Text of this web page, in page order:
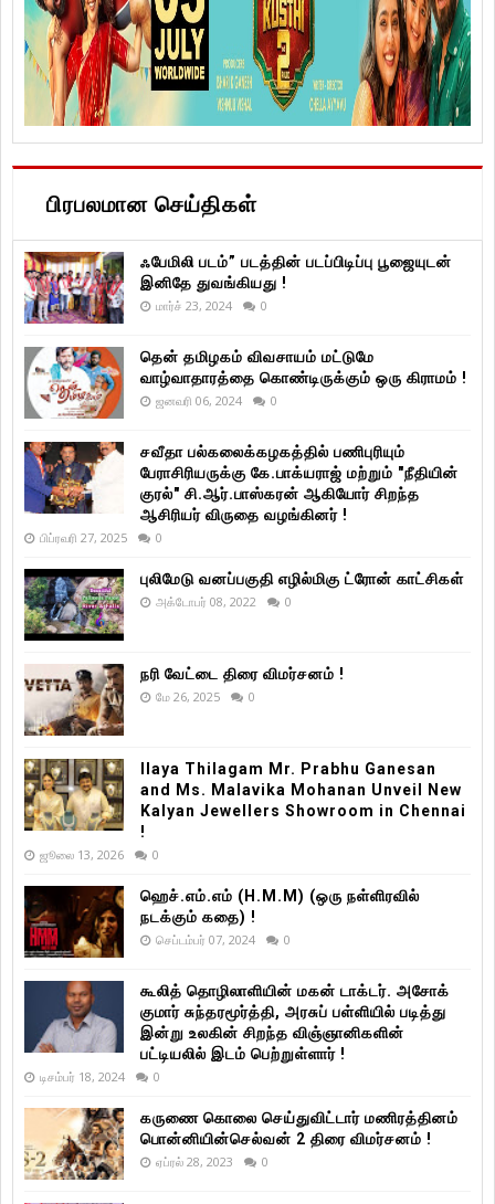
பிரபலமான செய்திகள்
ஃபேமிலி படம்” படத்தின் படப்பிடிப்பு பூஜையுடன்
இனிதே துவங்கியது !
மார்ச் 23, 2024 0
தென் தமிழகம் விவசாயம் மட்டுமே
வாழ்வாதாரத்தை கொண்டிருக்கும் ஒரு கிராமம் !
ஜனவரி 06, 2024 0
சவீதா பல்கலைக்கழகத்தில் பணிபுரியும்
பேராசிரியருக்கு கே.பாக்யராஜ் மற்றும் "நீதியின்
குரல்" சி.ஆர்.பாஸ்கரன் ஆகியோர் சிறந்த
ஆசிரியர் விருதை வழங்கினர் !
பிப்ரவரி 27, 2025 0
புலிமேடு வனப்பகுதி எழில்மிகு ட்ரோன் காட்சிகள்
அக்டோபர் 08, 2022 0
நரி வேட்டை திரை விமர்சனம் !
மே 26, 2025 0
Ilaya Thilagam Mr. Prabhu Ganesan
and Ms. Malavika Mohanan Unveil New
Kalyan Jewellers Showroom in Chennai
!
ஜூலை 13, 2026 0
ஹெச்.எம்.எம் (H.M.M) (ஒரு நள்ளிரவில்
நடக்கும் கதை) !
செப்டம்பர் 07, 2024 0
கூலித் தொழிலாளியின் மகன் டாக்டர். அசோக்
குமார் சுந்தரமூர்த்தி, அரசுப் பள்ளியில் படித்து
இன்று உலகின் சிறந்த விஞ்ஞானிகளின்
பட்டியலில் இடம் பெற்றுள்ளார் !
டிசம்பர் 18, 2024 0
கருணை கொலை செய்துவிட்டார் மணிரத்தினம்
பொன்னியின்செல்வன் 2 திரை விமர்சனம் !
ஏப்ரல் 28, 2023 0